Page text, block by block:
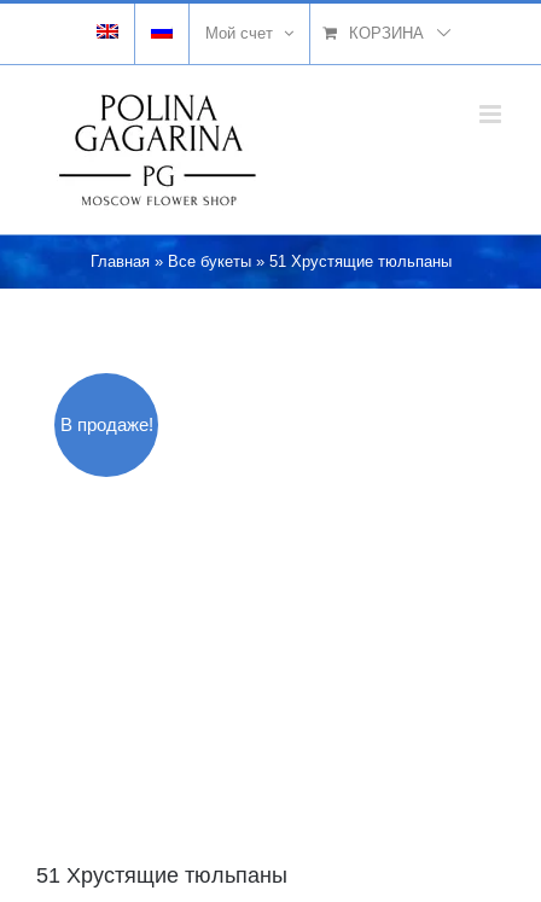
Мой счет КОРЗИНА
Главная» Все букеты» 51 Хрустящие тюльпаны
В продаже!
51 Хрустящие тюльпаны